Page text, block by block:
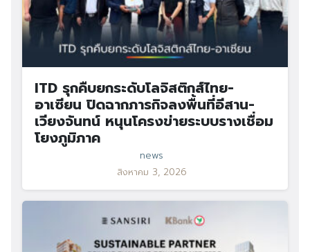
ITD รุกคืบยกระดับโลจิสติกส์ไทย-
อาเซียน ปิดฉากภารกิจลงพื้นที่อีสาน-
เวียงจันทน์ หนุนโครงข่ายระบบรางเชื่อม
โยงภูมิภาค
news
สิงหาคม 3, 2026